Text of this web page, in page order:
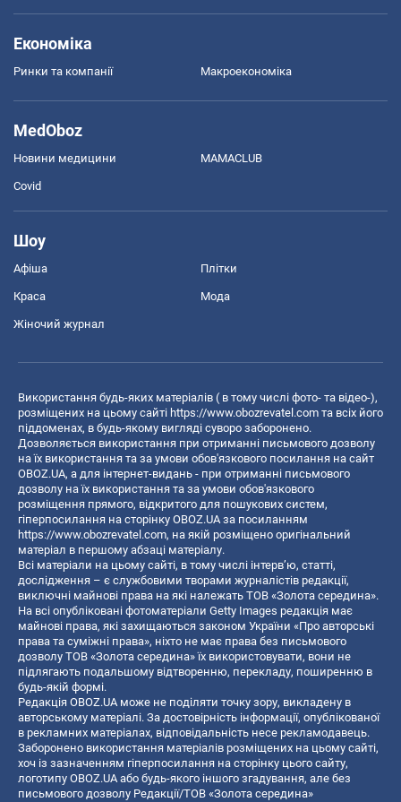
Економіка
Ринки та компанії Макроекономіка
MedOboz
Новини медицини MAMACLUB
Covid
Шоу
Афіша Плітки
Краса Мода
Жіночий журнал
Використання будь-яких матеріалів ( в тому числі фото- та відео-),
розміщених на цьому сайті https://www.obozrevatel.com та всіх його
піддоменах, в будь-якому вигляді суворо заборонено.
Дозволяється використання при отриманні письмового дозволу
на їх використання та за умови обов'язкового посилання на сайт
OBOZ.UA, а для інтернет-видань - при отриманні письмового
дозволу на їх використання та за умови обов'язкового
розміщення прямого, відкритого для пошукових систем,
гіперпосилання на сторінку OBOZ.UA за посиланням
https://www.obozrevatel.com, на якій розміщено оригінальний
матеріал в першому абзаці матеріалу.
Всі матеріали на цьому сайті, в тому числі інтерв’ю, статті,
дослідження – є службовими творами журналістів редакції,
виключні майнові права на які належать ТОВ «Золота середина».
На всі опубліковані фотоматеріали Getty Images редакція має
майнові права, які захищаються законом України «Про авторські
права та суміжні права», ніхто не має права без письмового
дозволу ТОВ «Золота середина» їх використовувати, вони не
підлягають подальшому відтворенню, перекладу, поширенню в
будь-якій формі.
Редакція OBOZ.UA може не поділяти точку зору, викладену в
авторському матеріалі. За достовірність інформації, опублікованої
в рекламних матеріалах, відповідальність несе рекламодавець.
Заборонено використання матеріалів розміщених на цьому сайті,
хоч із зазначенням гіперпосилання на сторінку цього сайту,
логотипу OBOZ.UA або будь-якого іншого згадування, але без
письмового дозволу Редакції/ТОВ «Золота середина»